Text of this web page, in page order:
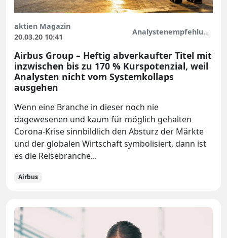
aktien Magazin
20.03.20 10:41
Analystenempfehlungen
Airbus Group – Heftig abverkaufter Titel mit
inzwischen bis zu 170 % Kurspotenzial, weil
Analysten nicht vom Systemkollaps
ausgehen
Wenn eine Branche in dieser noch nie
dagewesenen und kaum für möglich gehalten
Corona-Krise sinnbildlich den Absturz der Märkte
und der globalen Wirtschaft symbolisiert, dann ist
es die Reisebranche...
Airbus